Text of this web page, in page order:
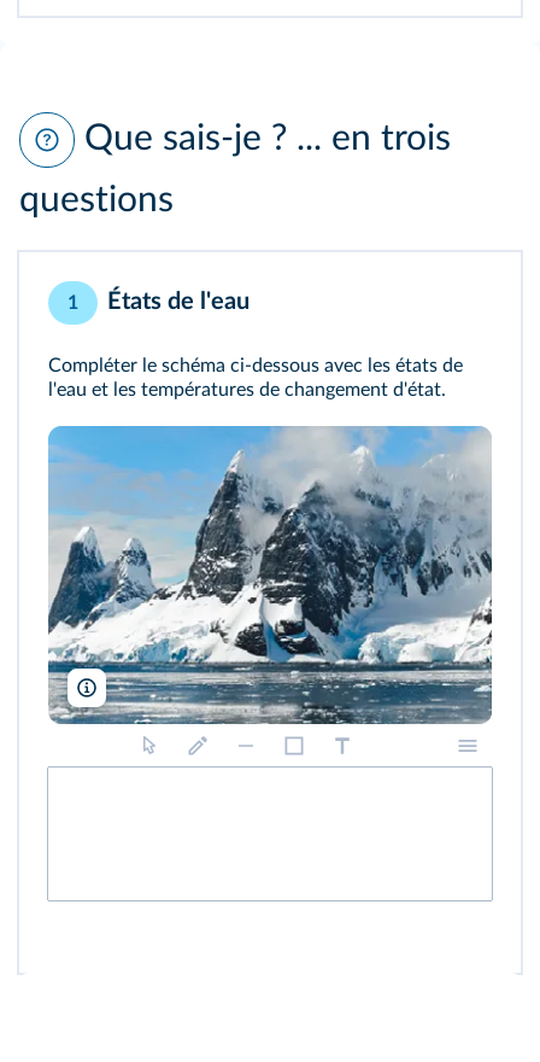
Que sais-je ? ... en trois
questions
1 États de l'eau
Compléter le schéma ci-dessous avec les états de
l'eau et les températures de changement d'état.
girlart39/Pixabay